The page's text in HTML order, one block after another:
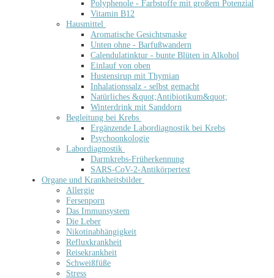
Polyphenole - Farbstoffe mit großem Potenzial
Vitamin B12
Hausmittel
Aromatische Gesichtsmaske
Unten ohne - Barfußwandern
Calendulatinktur - bunte Blüten in Alkohol
Einlauf von oben
Hustensirup mit Thymian
Inhalationssalz - selbst gemacht
Natürliches &quot;Antibiotikum&quot;
Winterdrink mit Sanddorn
Begleitung bei Krebs
Ergänzende Labordiagnostik bei Krebs
Psychoonkologie
Labordiagnostik
Darmkrebs-Früherkennung
SARS-CoV-2-Antikörpertest
Organe und Krankheitsbilder
Allergie
Fersenporn
Das Immunsystem
Die Leber
Nikotinabhängigkeit
Refluxkrankheit
Reisekrankheit
Schweißfüße
Stress